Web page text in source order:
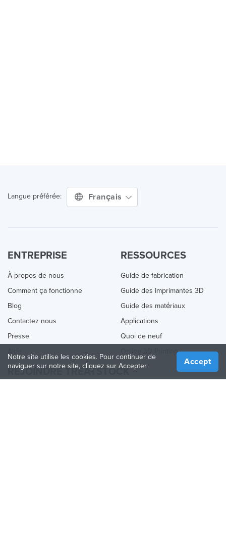
Langue préférée: Français
ENTREPRISE
À propos de nous
Comment ça fonctionne
Blog
Contactez nous
Presse
RESSOURCES
Guide de fabrication
Guide des Imprimantes 3D
Guide des matériaux
Applications
Quoi de neuf
Online 3D Printing
REJOINDRE TREATSTOCK
Notre site utilise les cookies. Pour continuer de
naviguer sur notre site, cliquez sur Accepter
Accept